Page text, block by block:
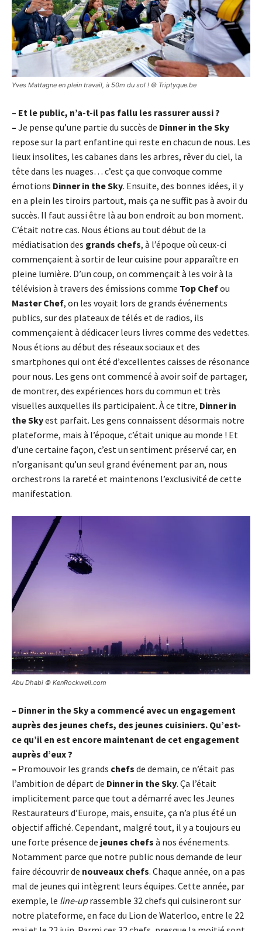
Yves Mattagne en plein travail, à 50m du sol ! © Triptyque.be
– Et le public, n’a-t-il pas fallu les rassurer aussi ?
– Je pense qu’une partie du succès de Dinner in the Sky
repose sur la part enfantine qui reste en chacun de nous. Les
lieux insolites, les cabanes dans les arbres, rêver du ciel, la
tête dans les nuages… c’est ça que convoque comme
émotions Dinner in the Sky. Ensuite, des bonnes idées, il y
en a plein les tiroirs partout, mais ça ne suffit pas à avoir du
succès. Il faut aussi être là au bon endroit au bon moment.
C’était notre cas. Nous étions au tout début de la
médiatisation des grands chefs, à l’époque où ceux-ci
commençaient à sortir de leur cuisine pour apparaître en
pleine lumière. D’un coup, on commençait à les voir à la
télévision à travers des émissions comme Top Chefou
Master Chef, on les voyait lors de grands événements
publics, sur des plateaux de télés et de radios, ils
commençaient à dédicacer leurs livres comme des vedettes.
Nous étions au début des réseaux sociaux et des
smartphones qui ont été d’excellentes caisses de résonance
pour nous. Les gens ont commencé à avoir soif de partager,
de montrer, des expériences hors du commun et très
visuelles auxquelles ils participaient. À ce titre, Dinner in
the Skyest parfait. Les gens connaissent désormais notre
plateforme, mais à l’époque, c’était unique au monde ! Et
d’une certaine façon, c’est un sentiment préservé car, en
n’organisant qu’un seul grand événement par an, nous
orchestrons la rareté et maintenons l’exclusivité de cette
manifestation.
Abu Dhabi © KenRockwell.com
– Dinner in the Sky a commencé avec un engagement
auprès des jeunes chefs, des jeunes cuisiniers. Qu’est-
ce qu’il en est encore maintenant de cet engagement
auprès d’eux ?
– Promouvoir les grands chefs de demain, ce n’était pas
l’ambition de départ de Dinner in the Sky. Ça l’était
implicitement parce que tout a démarré avec les Jeunes
Restaurateurs d’Europe, mais, ensuite, ça n’a plus été un
objectif affiché. Cependant, malgré tout, il y a toujours eu
une forte présence de jeunes chefs à nos événements.
Notamment parce que notre public nous demande de leur
faire découvrir de nouveaux chefs. Chaque année, on a pas
mal de jeunes qui intègrent leurs équipes. Cette année, par
exemple, le line-uprassemble 32 chefs qui cuisineront sur
notre plateforme, en face du Lion de Waterloo, entre le 22